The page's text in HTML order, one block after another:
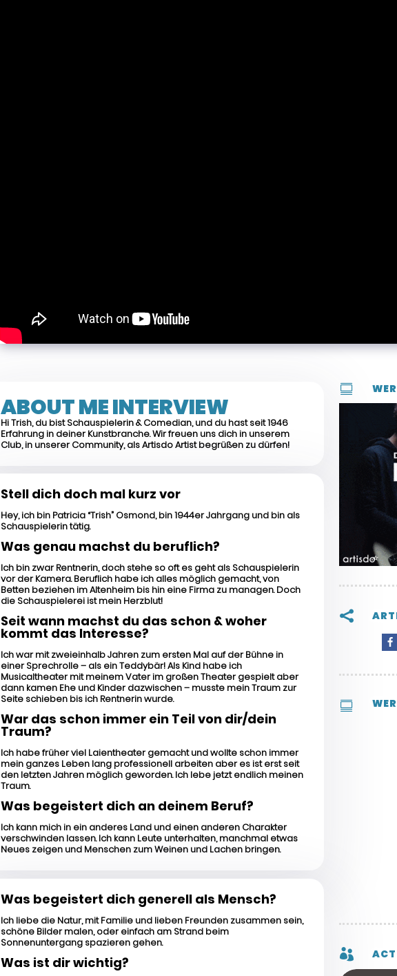
ABOUT ME INTERVIEW
Hi Trish, du bist Schauspielerin & Comedian, und du hast seit 1946
Erfahrung in deiner Kunstbranche. Wir freuen uns dich in unserem
Club, in unserer Community, als Artisdo Artist begrüßen zu dürfen!
Stell dich doch mal kurz vor
Hey, ich bin Patricia “Trish” Osmond, bin 1944er Jahrgang und bin als
Schauspielerin tätig.
Was genau machst du beruflich?
Ich bin zwar Rentnerin, doch stehe so oft es geht als Schauspielerin
vor der Kamera. Beruflich habe ich alles möglich gemacht, von
Betten beziehen im Altenheim bis hin eine Firma zu managen. Doch
die Schauspielerei ist mein Herzblut!
Seit wann machst du das schon & woher
kommt das Interesse?
Ich war mit zweieinhalb Jahren zum ersten Mal auf der Bühne in
einer Sprechrolle – als ein Teddybär! Als Kind habe ich
Musicaltheater mit meinem Vater im großen Theater gespielt aber
dann kamen Ehe und Kinder dazwischen – musste mein Traum zur
Seite schieben bis ich Rentnerin wurde.
War das schon immer ein Teil von dir/dein
Traum?
Ich habe früher viel Laientheater gemacht und wollte schon immer
mein ganzes Leben lang professionell arbeiten aber es ist erst seit
den letzten Jahren möglich geworden. Ich lebe jetzt endlich meinen
Traum.
Was begeistert dich an deinem Beruf?
Ich kann mich in ein anderes Land und einen anderen Charakter
verschwinden lassen. Ich kann Leute unterhalten, manchmal etwas
Neues zeigen und Menschen zum Weinen und Lachen bringen.
Was begeistert dich generell als Mensch?
Ich liebe die Natur, mit Familie und lieben Freunden zusammen sein,
schöne Bilder malen, oder einfach am Strand beim
Sonnenuntergang spazieren gehen.
Was ist dir wichtig?



